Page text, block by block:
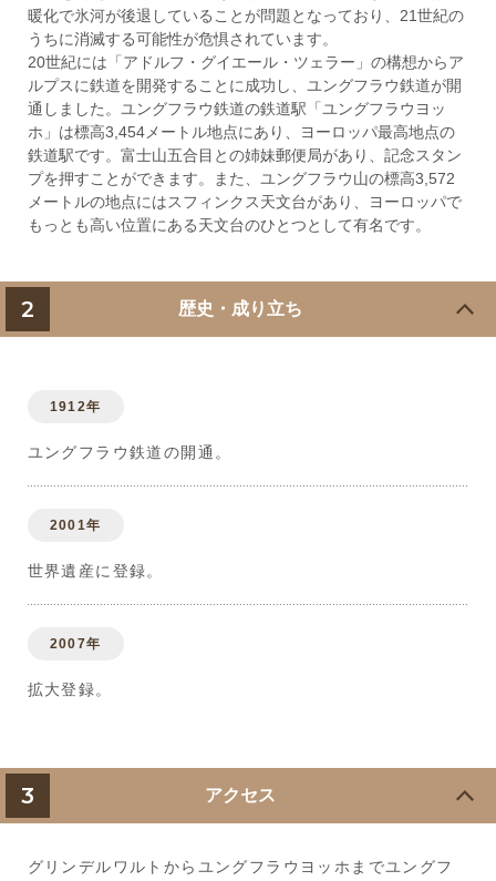
暖化で氷河が後退していることが問題となっており、21世紀の
うちに消滅する可能性が危惧されています。
20世紀には「アドルフ・グイエール・ツェラー」の構想からア
ルプスに鉄道を開発することに成功し、ユングフラウ鉄道が開
通しました。ユングフラウ鉄道の鉄道駅「ユングフラウヨッ
ホ」は標高3,454メートル地点にあり、ヨーロッパ最高地点の
鉄道駅です。富士山五合目との姉妹郵便局があり、記念スタン
プを押すことができます。また、ユングフラウ山の標高3,572
メートルの地点にはスフィンクス天文台があり、ヨーロッパで
もっとも高い位置にある天文台のひとつとして有名です。
2 歴史・成り立ち
1912年
ユングフラウ鉄道の開通。
2001年
世界遺産に登録。
2007年
拡大登録。
3 アクセス
グリンデルワルトからユングフラウヨッホまでユングフ